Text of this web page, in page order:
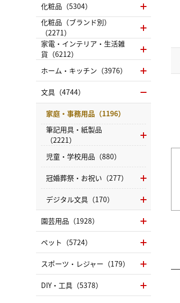
化粧品（5304）
化粧品（ブランド別）
（2271）
家電・インテリア・生活雑
貨（6212）
ホーム・キッチン（3976）
文具（4744）
家庭・事務用品（1196）
筆記用具・紙製品
（2221）
児童・学校用品（880）
冠婚葬祭・お祝い（277）
デジタル文具（170）
園芸用品（1928）
ペット（5724）
スポーツ・レジャー（179）
DIY・工具（5378）